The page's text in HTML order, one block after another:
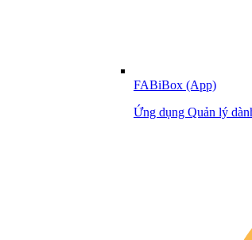
FABiBox (App)
Ứng dụng Quản lý